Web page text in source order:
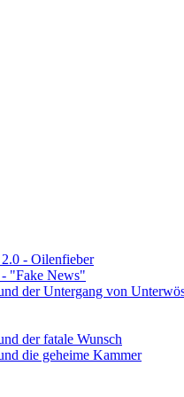
- Oilenfieber
"Fake News"
der Untergang von
der fatale Wunsch
die geheime Kammer